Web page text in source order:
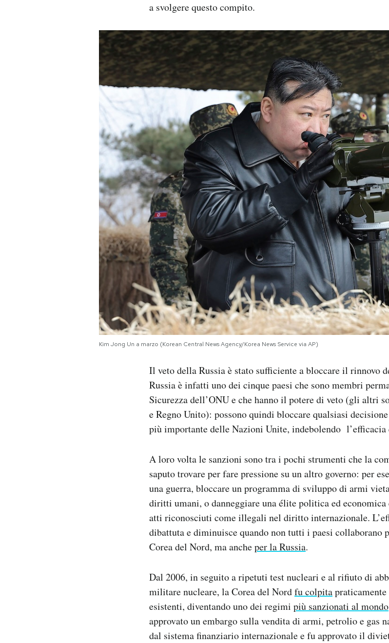
a svolgere questo compito.
Kim Jong Un a marzo (Korean Central News Agency/Korea News Service via AP)
Il veto della Russia è stato sufficiente a bloccare il rinnovo
Russia è infatti uno dei cinque paesi che sono membri
Sicurezza dell’ONU e che hanno il potere di veto (gli altri
e Regno Unito): possono quindi bloccare qualsiasi
più importante delle Nazioni Unite, indebolendo l’efficacia
A loro volta le sanzioni sono tra i pochi strumenti che la
saputo trovare per fare pressione su un altro governo: per
una guerra, bloccare un programma di sviluppo di armi
diritti umani, o danneggiare una élite politica ed economica
atti riconosciuti come illegali nel diritto internazionale.
dibattuta e diminuisce quando non tutti i paesi collaborano
Corea del Nord, ma ancheper la Russia.
Dal 2006, in seguito a ripetuti test nucleari e al rifiuto di
militare nucleare, la Corea del Nordfu colpita
esistenti, diventando uno dei regimi più sanzionati al mondo
approvato un embargo sulla vendita di armi, petrolio e gas
dal sistema finanziario internazionale e fu approvato il